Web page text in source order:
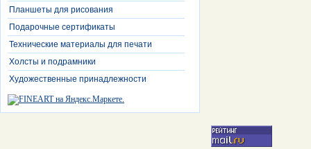
Планшеты для рисования
Подарочные сертификаты
Технические материалы для печати
Холсты и подрамники
Художественные принадлежности